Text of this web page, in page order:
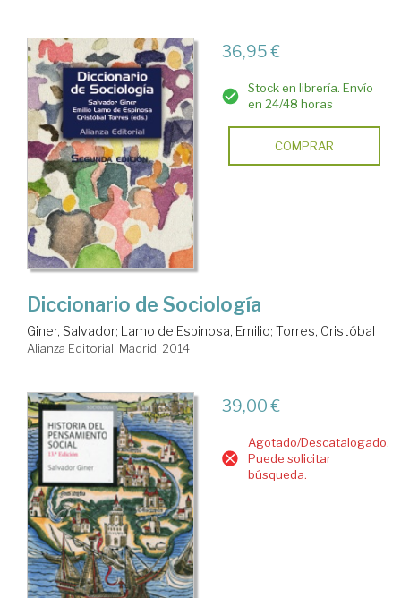
36,95 €
Stock en librería. Envío
en 24/48 horas
COMPRAR
Diccionario de Sociología
Giner, Salvador; Lamo de Espinosa, Emilio; Torres, Cristóbal
Alianza Editorial. Madrid, 2014
39,00 €
Agotado/Descatalogado.
Puede solicitar
búsqueda.